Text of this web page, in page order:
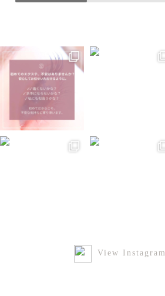
View Instagram